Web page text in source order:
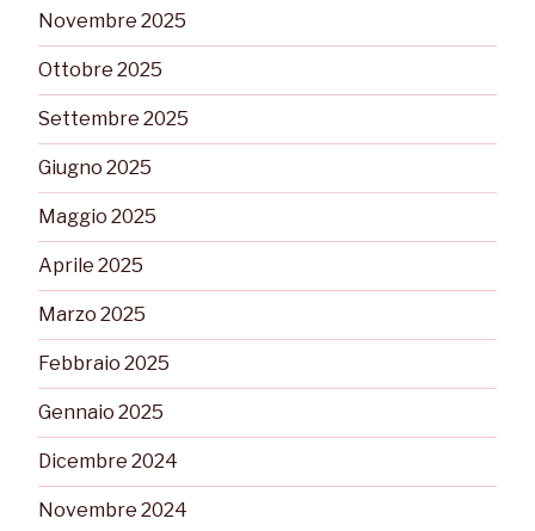
Novembre 2025
Ottobre 2025
Settembre 2025
Giugno 2025
Maggio 2025
Aprile 2025
Marzo 2025
Febbraio 2025
Gennaio 2025
Dicembre 2024
Novembre 2024